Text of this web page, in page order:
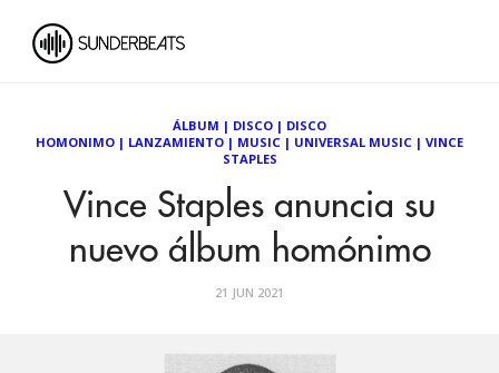
ÁLBUM | DISCO | DISCO
HOMONIMO | LANZAMIENTO | MUSIC | UNIVERSAL MUSIC | VINCE
STAPLES
Vince Staples anuncia su
nuevo álbum homónimo
21 JUN 2021